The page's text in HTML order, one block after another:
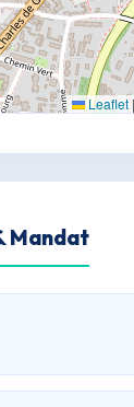
Leaflet |
Mandat